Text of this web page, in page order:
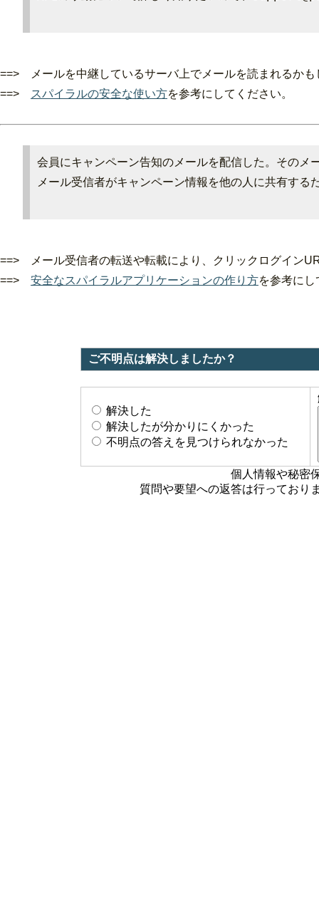
==> メールを中継しているサーバ上でメールを読まれるかも
==>
スパイラルの安全な使い方を参考にしてください。
会員にキャンペーン告知のメールを配信した。その
メール受信者がキャンペーン情報を他の人に共有する
==> メール受信者の転送や転載により、クリックログイン
==> 安全なスパイラルアプリケーションの作り方を参考に